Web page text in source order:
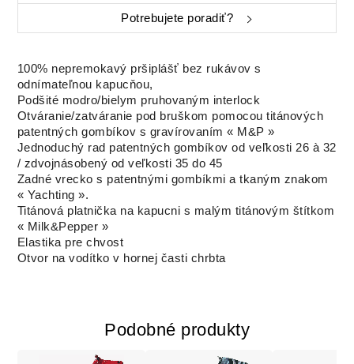
Potrebujete poradiť?
100% nepremokavý pršiplášť bez rukávov s
odnímateľnou kapucňou,
Podšité modro/bielym pruhovaným interlock
Otváranie/zatváranie pod bruškom pomocou titánových
patentných gombíkov s gravírovaním « M&P »
Jednoduchý rad patentných gombíkov od veľkosti 26 à 32
/ zdvojnásobený od veľkosti 35 do 45
Zadné vrecko s patentnými gombíkmi a tkaným znakom
« Yachting ».
Titánová platnička na kapucni s malým titánovým štítkom
« Milk&Pepper »
Elastika pre chvost
Otvor na vodítko v hornej časti chrbta
Podobné produkty